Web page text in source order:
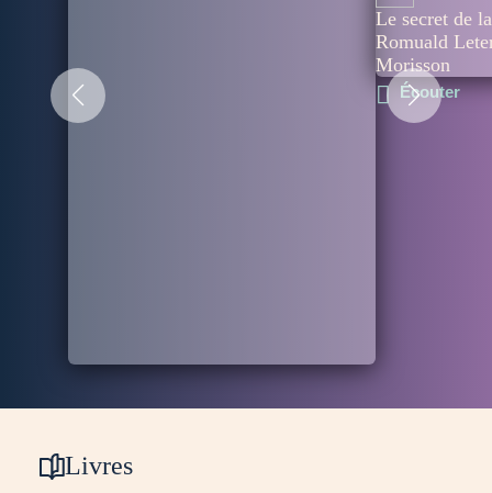
Le secret de
Romuald
Morisson
Écouter
Livres